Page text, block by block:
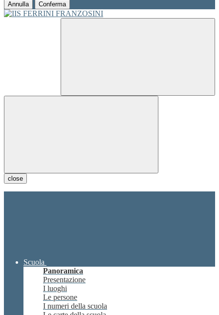
Annulla Conferma
close
Scuola
Panoramica
Presentazione
I luoghi
Le persone
I numeri della scuola